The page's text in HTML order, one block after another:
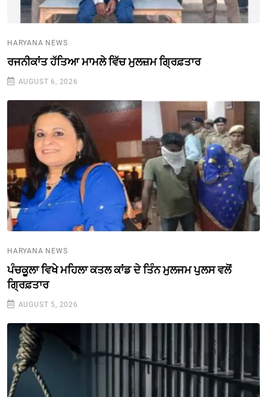
HARYANA NEWS
ਰਜਨੀਕਾਂਤ ਹੱਤਿਆ ਮਾਮਲੇ ਵਿੱਚ ਮੁਲਜ਼ਮ ਗ੍ਰਿਫ਼ਤਾਰ
AUGUST 6, 2026
HARYANA NEWS
ਪੰਚਕੂਲਾ ਵਿਖੇ ਮਹਿਲਾ ਕਤਲ ਕਾਂਡ ਦੇ ਤਿੰਨ ਮੁਲਜਮ ਪੁਲਸ ਵਲੋਂ
ਗ੍ਰਿਫ਼ਤਾਰ
AUGUST 5, 2026